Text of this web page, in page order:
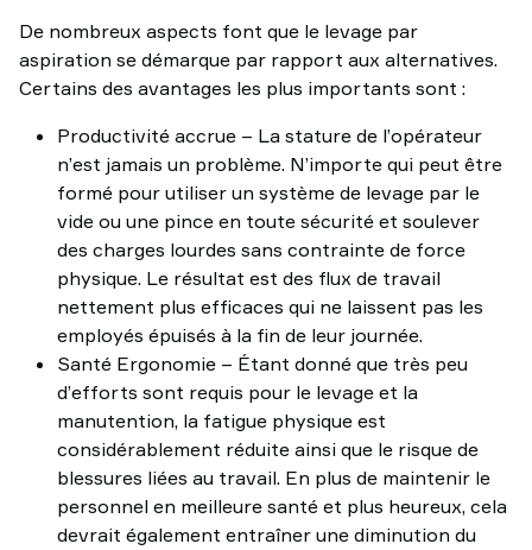
De nombreux aspects font que le levage par
aspiration se démarque par rapport aux alternatives.
Certains des avantages les plus importants sont :
Productivité accrue – La stature de l’opérateur
n’est jamais un problème. N’importe qui peut être
formé pour utiliser un système de levage par le
vide ou une pince en toute sécurité et soulever
des charges lourdes sans contrainte de force
physique. Le résultat est des flux de travail
nettement plus efficaces qui ne laissent pas les
employés épuisés à la fin de leur journée.
Santé Ergonomie – Étant donné que très peu
d’efforts sont requis pour le levage et la
manutention, la fatigue physique est
considérablement réduite ainsi que le risque de
blessures liées au travail. En plus de maintenir le
personnel en meilleure santé et plus heureux, cela
devrait également entraîner une diminution du